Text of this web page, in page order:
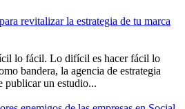
revitalizar la estrategia de tu marca
lo fácil. Lo difícil es hacer fácil lo
bandera, la agencia de estrategia
publicar un estudio...